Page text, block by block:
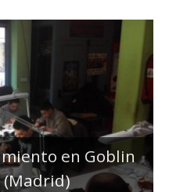
en Goblin
(Madrid)